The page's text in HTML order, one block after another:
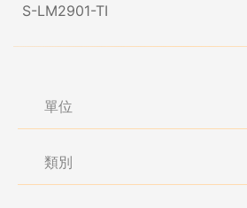
S-LM2901-TI
單位
類別